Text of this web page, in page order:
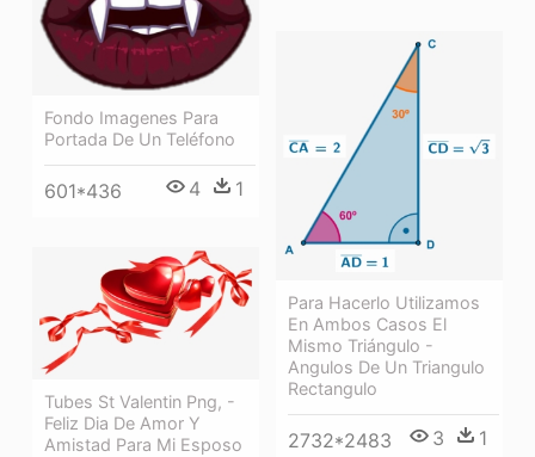
Fondo Imagenes Para
Portada De Un Teléfono
601*436 4 1
Para Hacerlo Utilizamos
En Ambos Casos El
Mismo Triángulo -
Angulos De Un Triangulo
Rectangulo
2732*2483 3 1
Tubes St Valentin Png, -
Feliz Dia De Amor Y
Amistad Para Mi Esposo